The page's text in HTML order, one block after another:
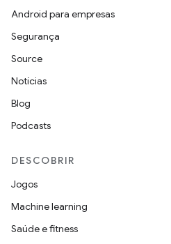
Android para empresas
Segurança
Source
Notícias
Blog
Podcasts
DESCOBRIR
Jogos
Machine learning
Saúde e fitness